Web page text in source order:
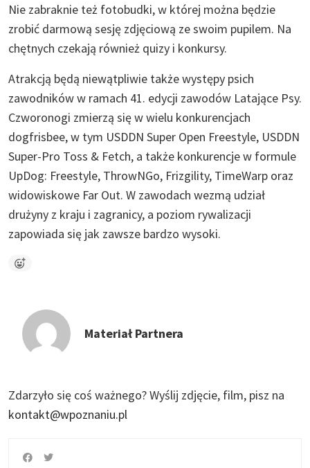
Nie zabraknie też fotobudki, w której można będzie
zrobić darmową sesję zdjęciową ze swoim pupilem. Na
chętnych czekają również quizy i konkursy.
Atrakcją będą niewątpliwie także występy psich
zawodników w ramach 41. edycji zawodów Latające Psy.
Czworonogi zmierzą się w wielu konkurencjach
dogfrisbee, w tym USDDN Super Open Freestyle, USDDN
Super-Pro Toss & Fetch, a także konkurencje w formule
UpDog: Freestyle, ThrowNGo, Frizgility, TimeWarp oraz
widowiskowe Far Out. W zawodach wezmą udział
drużyny z kraju i zagranicy, a poziom rywalizacji
zapowiada się jak zawsze bardzo wysoki.
Materiał Partnera
Zdarzyło się coś ważnego?Wyślij zdjęcie, film, pisz na
kontakt@wpoznaniu.pl